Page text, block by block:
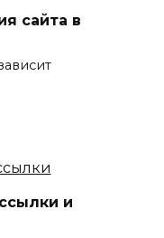
сайта в
и